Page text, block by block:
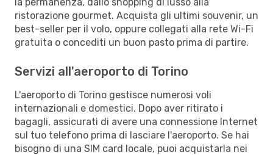
ristorazione gourmet. Acquista gli ultimi souvenir, un
best-seller per il volo, oppure collegati alla rete Wi-Fi
gratuita o concediti un buon pasto prima di partire.
Servizi all'aeroporto di Torino
L'aeroporto di Torino gestisce numerosi voli
internazionali e domestici. Dopo aver ritirato i
bagagli, assicurati di avere una connessione Internet
sul tuo telefono prima di lasciare l'aeroporto. Se hai
bisogno di una SIM card locale, puoi acquistarla nei